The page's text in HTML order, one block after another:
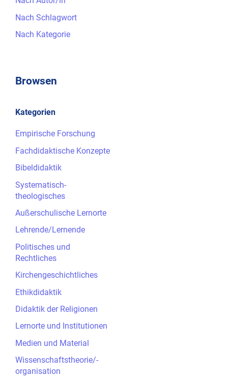
Nach Schlagwort
Nach Kategorie
Browsen
Kategorien
Empirische Forschung
Fachdidaktische Konzepte
Bibeldidaktik
Systematisch-
theologisches
Außerschulische Lernorte
Lehrende/Lernende
Politisches und
Rechtliches
Kirchengeschichtliches
Ethikdidaktik
Didaktik der Religionen
Lernorte und Institutionen
Medien und Material
Wissenschaftstheorie/-
organisation